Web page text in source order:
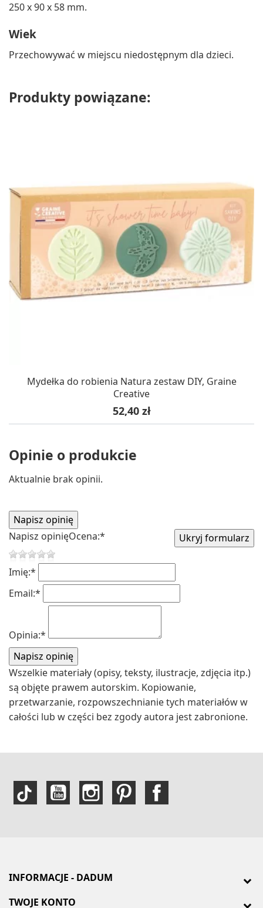
250 x 90 x 58 mm.
Wiek
Przechowywać w miejscu niedostępnym dla dzieci.
Produkty powiązane:
Mydełka do robienia Natura zestaw DIY, Graine
Creative
Cena
52,40 zł
Opinie o produkcie
Aktualnie brak opinii.
Napisz opinięOcena:*
Imię:*
Email:*
Opinia:*
Wszelkie materiały (opisy, teksty, ilustracje, zdjęcia itp.)
są objęte prawem autorskim. Kopiowanie,
przetwarzanie, rozpowszechnianie tych materiałów w
całości lub w części bez zgody autora jest zabronione.
INFORMACJE - DADUM
TWOJE KONTO